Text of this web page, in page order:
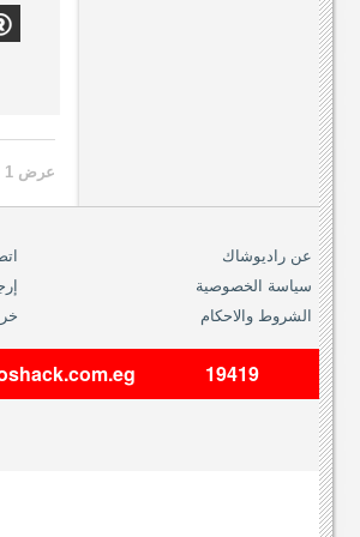
عرض 1 الى 23 من 23 (1 صفحات)
عن راديوشاك
سياسة الخصوصية
الشروط والاحكام
19419